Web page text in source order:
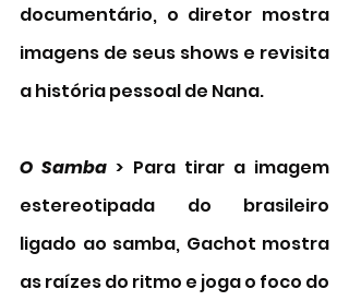
documentário, o diretor mostra
imagens de seus shows e revisita
a história pessoal de Nana.
O Samba > Para tirar a imagem
estereotipada do brasileiro
ligado ao samba, Gachot mostra
as raízes do ritmo e joga o foco do